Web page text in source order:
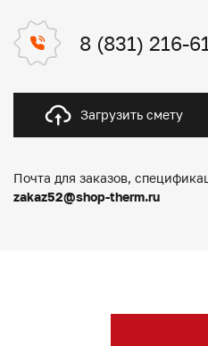
8 (831) 216-
Загрузить смету
Почта для заказов,
zakaz52@shop-therm.ru